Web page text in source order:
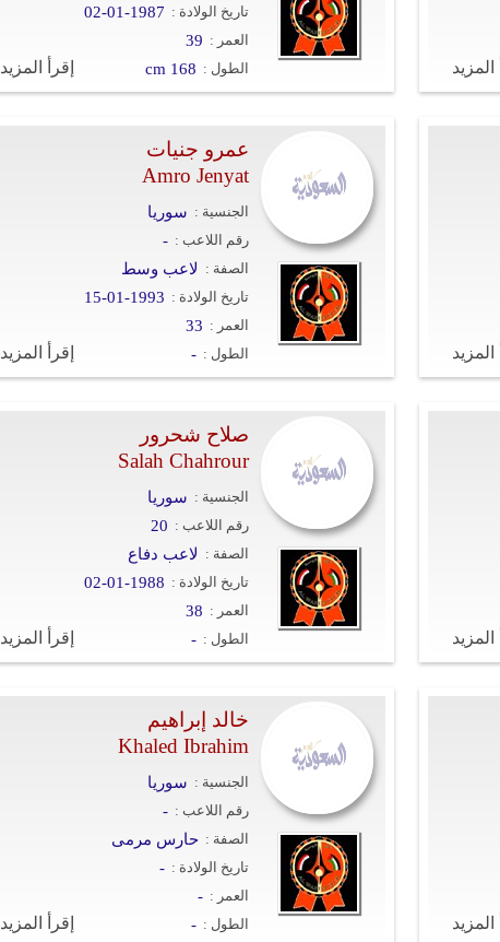
المزيد
تاريخ الولادة : 02-01-1987
العمر : 39
الطول : cm 168 إقرأ المزيد
المزيد
عمرو جنيات
Amro Jenyat
الجنسية : سوريا
رقم اللاعب : -
الصفة : لاعب وسط
تاريخ الولادة : 15-01-1993
العمر : 33
الطول : - إقرأ المزيد
المزيد
صلاح شحرور
Salah Chahrour
الجنسية : سوريا
رقم اللاعب : 20
الصفة : لاعب دفاع
تاريخ الولادة : 02-01-1988
العمر : 38
الطول : - إقرأ المزيد
المزيد
خالد إبراهيم
Khaled Ibrahim
الجنسية : سوريا
رقم اللاعب : -
الصفة : حارس مرمى
تاريخ الولادة : -
العمر : -
الطول : - إقرأ المزيد